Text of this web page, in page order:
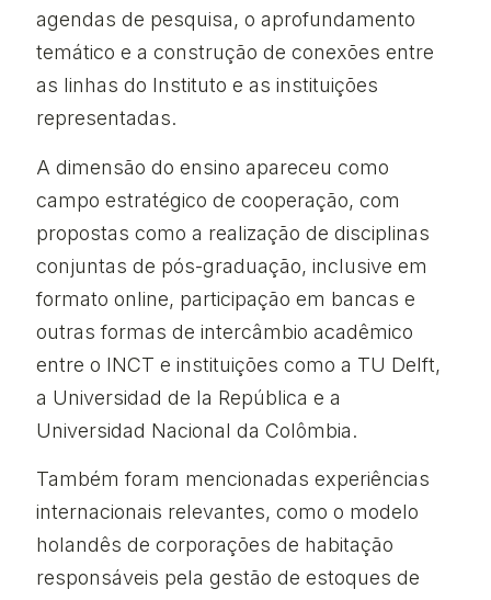
agendas de pesquisa, o aprofundamento
temático e a construção de conexões entre
as linhas do Instituto e as instituições
representadas.
A dimensão do ensino apareceu como
campo estratégico de cooperação, com
propostas como a realização de disciplinas
conjuntas de pós-graduação, inclusive em
formato online, participação em bancas e
outras formas de intercâmbio acadêmico
entre o INCT e instituições como a TU Delft,
a Universidad de la República e a
Universidad Nacional da Colômbia.
Também foram mencionadas experiências
internacionais relevantes, como o modelo
holandês de corporações de habitação
responsáveis pela gestão de estoques de